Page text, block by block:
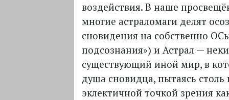
воздействия. В наше
многие астраломаги делят
сновидения на собственно
подсознания») и Астрал —
существующий иной мир, в
душа сновидца, пытаясь
эклектичной точкой зрения